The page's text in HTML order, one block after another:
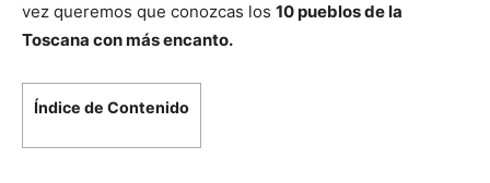
vez queremos que conozcas los 10 pueblos de la
Toscana con más encanto.
Índice de Contenido